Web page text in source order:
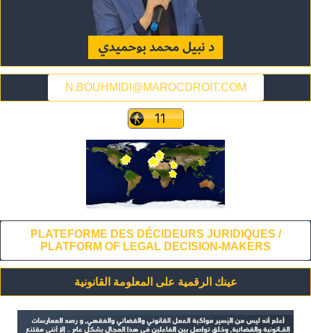
N.BOUHMIDI@MAROCDROIT.COM
PLATEFORME DES DÉCIDEURS JURIDIQUES /
PLATFORM OF LEGAL DECISION-MAKERS
عينك الرقمية على المعلومة القانونية